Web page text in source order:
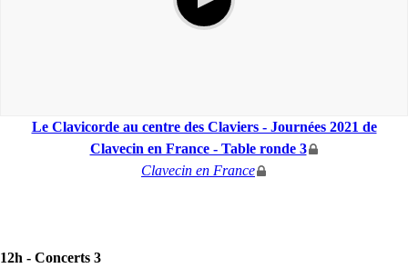
Le Clavicorde au centre des Claviers - Journées 2021 de
Clavecin en France - Table ronde 3
Clavecin en France
12h - Concerts 3